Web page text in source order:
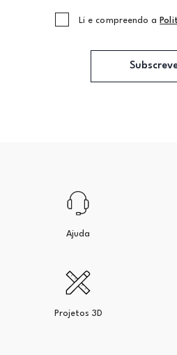
Li e compreendo a
Ajuda
Projetos 3D